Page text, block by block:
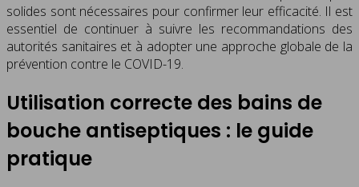
solides sont nécessaires pour confirmer leur efficacité. Il est
essentiel de continuer à suivre les recommandations des
autorités sanitaires et à adopter une approche globale de la
prévention contre le COVID-19.
Utilisation correcte des bains de
bouche antiseptiques : le guide
pratique